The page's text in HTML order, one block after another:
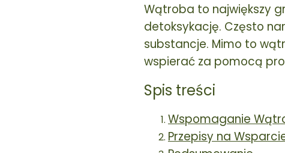
Wątroba to największy
detoksykację. Często
substancje. Mimo to
wspierać za pomocą
Spis treści
Wspomaganie
Przepisy na